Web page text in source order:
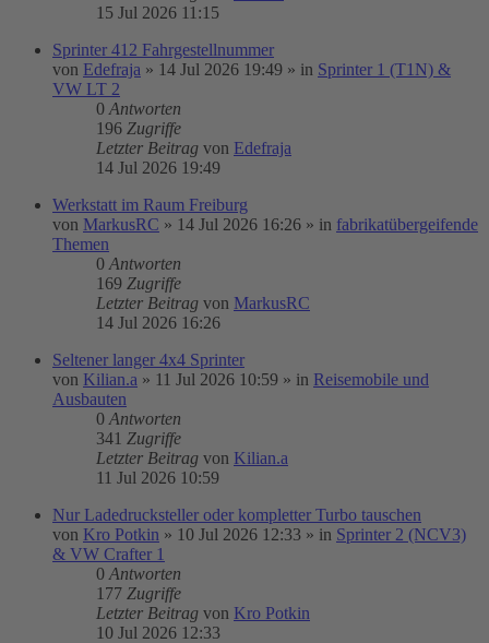
15 Jul 2026 11:15
Sprinter 412 Fahrgestellnummer
von Edefraja » 14 Jul 2026 19:49 » in Sprinter 1 (T1N) &
VW LT 2
0 Antworten
196 Zugriffe
Letzter Beitrag von Edefraja
14 Jul 2026 19:49
Werkstatt im Raum Freiburg
von MarkusRC » 14 Jul 2026 16:26 » in fabrikatübergeifende
Themen
0 Antworten
169 Zugriffe
Letzter Beitrag von MarkusRC
14 Jul 2026 16:26
Seltener langer 4x4 Sprinter
von Kilian.a » 11 Jul 2026 10:59 » in Reisemobile und
Ausbauten
0 Antworten
341 Zugriffe
Letzter Beitrag von Kilian.a
11 Jul 2026 10:59
Nur Ladedrucksteller oder kompletter Turbo tauschen
von Kro Potkin » 10 Jul 2026 12:33 » in Sprinter 2 (NCV3)
& VW Crafter 1
0 Antworten
177 Zugriffe
Letzter Beitrag von Kro Potkin
10 Jul 2026 12:33